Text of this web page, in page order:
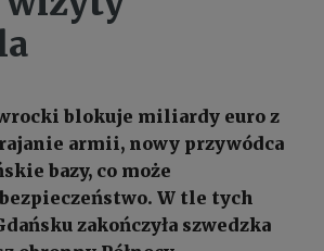
blokuje miliardy euro z
armii, nowy przywódca
bazy, co może
W tle tych
zakończyła szwedzka